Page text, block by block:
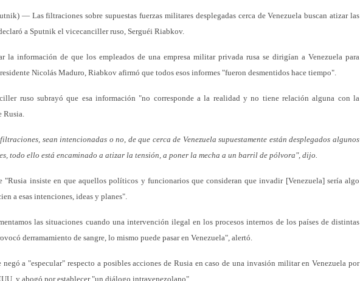
— Las filtraciones sobre supuestas fuerzas militares desplegadas cerca de Venezuela buscan atizar las
a Sputnik el vicecanciller ruso, Serguéi Riabkov.
la información de que los empleados de una empresa militar privada rusa se dirigían a Venezuela para
Nicolás Maduro, Riabkov afirmó que todos esos informes "fueron desmentidos hace tiempo".
ruso subrayó que esa información "no corresponde a la realidad y no tiene relación alguna con la
Rusia.
sean intencionadas o no, de que cerca de Venezuela supuestamente están desplegados algunos
todo ello está encaminado a atizar la tensión, a poner la mecha a un barril de pólvora", dijo.
"Rusia insiste en que aquellos políticos y funcionarios que consideran que invadir [Venezuela] sería algo
a esas intenciones, ideas y planes".
las situaciones cuando una intervención ilegal en los procesos internos de los países de distintas
derramamiento de sangre, lo mismo puede pasar en Venezuela", alertó.
negó a "especular" respecto a posibles acciones de Rusia en caso de una invasión militar en Venezuela por
y abogó por establecer "un diálogo intravenezolano".